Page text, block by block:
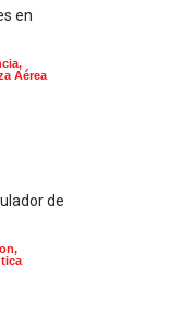
en
Aérea
de
,